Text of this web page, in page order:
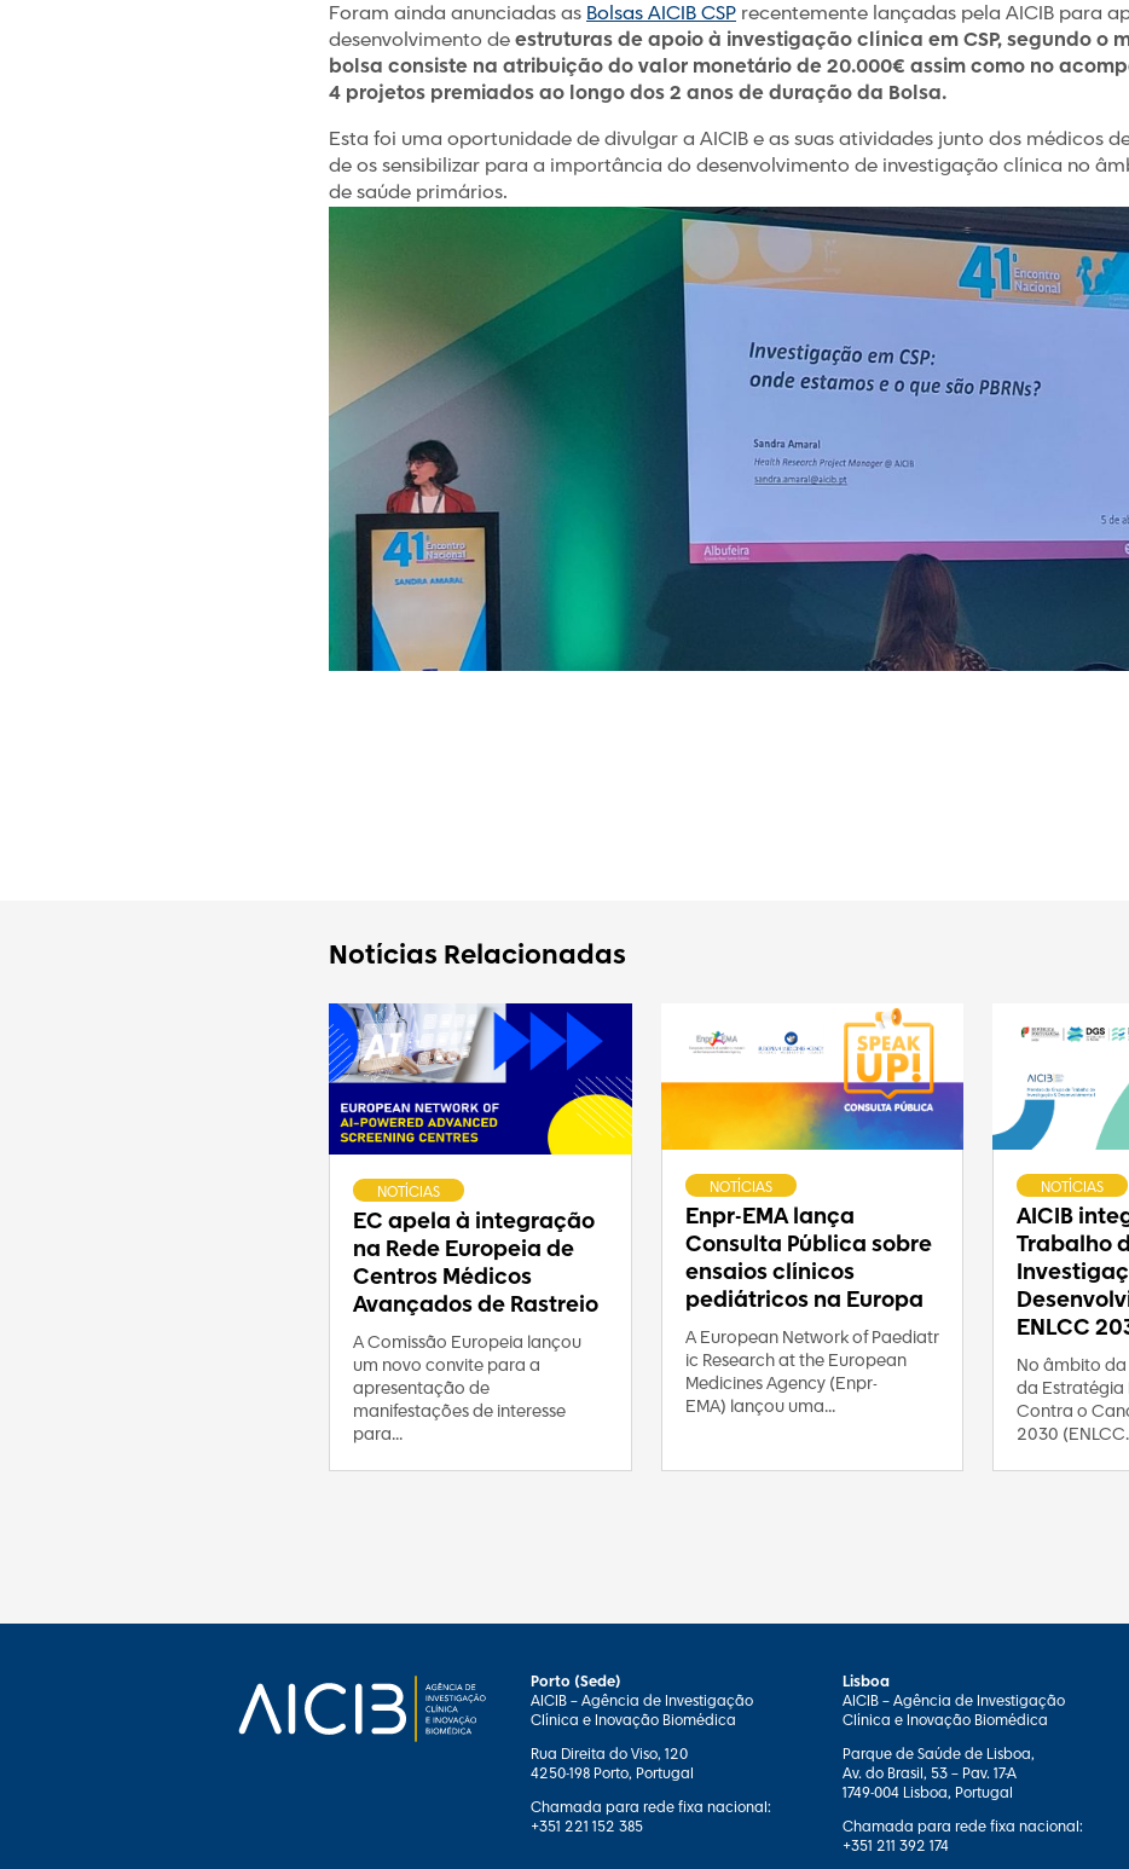
Foram ainda anunciadas as Bolsas AICIB CSP recentemente lançadas pela AICIB para
desenvolvimento deestruturas de apoio à investigação clínica em CSP, segundo o
bolsa consiste na atribuição do valor monetário de 20.000€ assim como no
4 projetos premiados ao longo dos 2 anos de duração da Bolsa.
Esta foi uma oportunidade de divulgar a AICIB e as suas atividades junto dos médicos
de os sensibilizar para a importância do desenvolvimento de investigação clínica no
de saúde primários.
Notícias Relacionadas
EC apela à integração
na Rede Europeia de
Centros Médicos
Avançados de Rastreio
NOTÍCIAS
A Comissão Europeia lançou
um novo convite para a
apresentação de
manifestações de interesse
para...
Enpr-EMA lança
Consulta Pública sobre
ensaios clínicos
pediátricos na Europa
NOTÍCIAS
A European Network of Paediatr
ic Research at the European
Medicines Agency (Enpr-
EMA) lançou uma...
AICIB
Trabalho
ENLCC
NOTÍCIAS
No âmbito
da Estratégia
Contra o
2030
Porto (Sede)
AICIB – Agência de Investigação
Clínica e Inovação Biomédica
Rua Direita do Viso, 120
4250-198 Porto, Portugal
Chamada para rede fixa nacional:
+351 221 152 385
Lisboa
AICIB – Agência de Investigação
Clínica e Inovação Biomédica
Parque de Saúde de Lisboa,
Av. do Brasil, 53 – Pav. 17-A
1749-004 Lisboa, Portugal
Chamada para rede fixa nacional:
+351 211 392 174